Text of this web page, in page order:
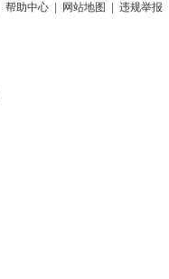
帮助中心| 网站地图 违规举报